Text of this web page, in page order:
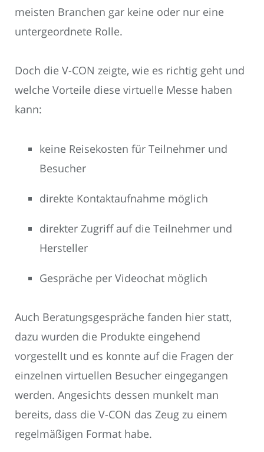
meisten Branchen gar keine oder nur eine
untergeordnete Rolle.
Doch die V-CON zeigte, wie es richtig geht und
welche Vorteile diese virtuelle Messe haben
kann:
keine Reisekosten für Teilnehmer und
Besucher
direkte Kontaktaufnahme möglich
direkter Zugriff auf die Teilnehmer und
Hersteller
Gespräche per Videochat möglich
Auch Beratungsgespräche fanden hier statt,
dazu wurden die Produkte eingehend
vorgestellt und es konnte auf die Fragen der
einzelnen virtuellen Besucher eingegangen
werden. Angesichts dessen munkelt man
bereits, dass die V-CON das Zeug zu einem
regelmäßigen Format habe.